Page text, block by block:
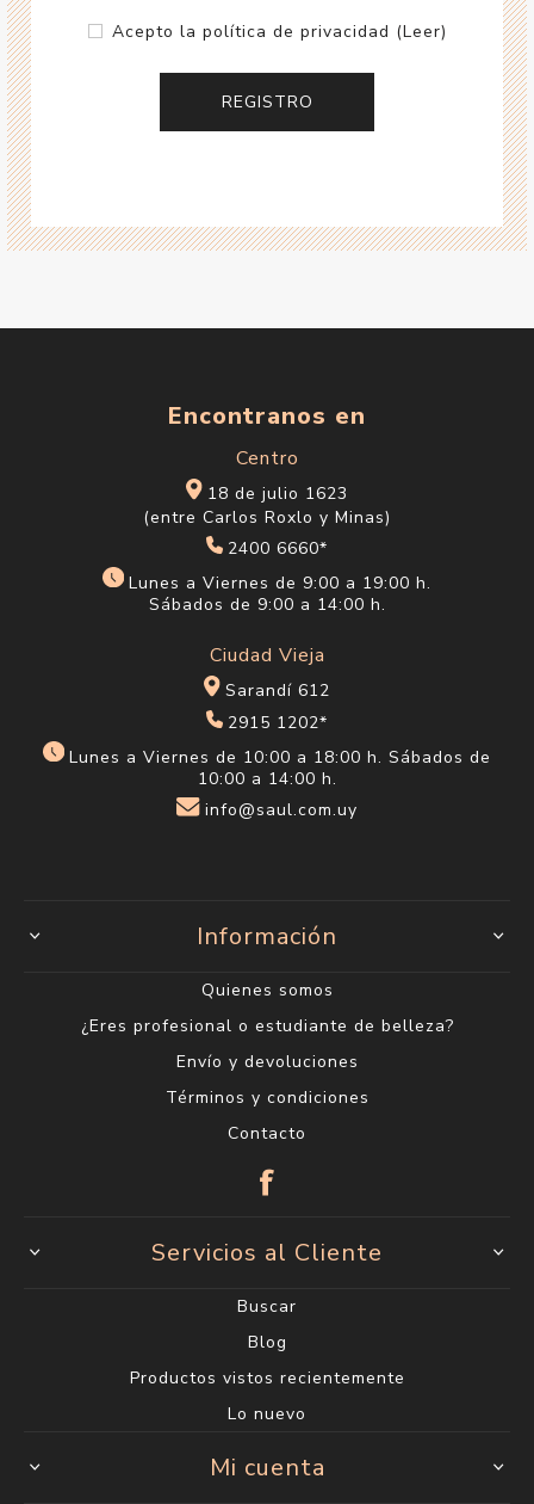
Acepto la política de privacidad (Leer)
Encontranos en
Centro
18 de julio 1623
(entre Carlos Roxlo y Minas)
2400 6660*
Lunes a Viernes de 9:00 a 19:00 h.
Sábados de 9:00 a 14:00 h.
Ciudad Vieja
Sarandí 612
2915 1202*
Lunes a Viernes de 10:00 a 18:00 h. Sábados de
10:00 a 14:00 h.
info@saul.com.uy
Información
Quienes somos
¿Eres profesional o estudiante de belleza?
Envío y devoluciones
Términos y condiciones
Contacto
Servicios al Cliente
Buscar
Blog
Productos vistos recientemente
Lo nuevo
Mi cuenta